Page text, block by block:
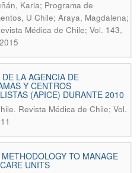
Karla; Programa de
U Chile; Araya, Magdalena;
Médica de Chile; Vol. 143,
LA AGENCIA DE
Y CENTROS
(APICE) DURANTE 2010
. Revista Médica de Chile; Vol.
TO MANAGE
UNITS